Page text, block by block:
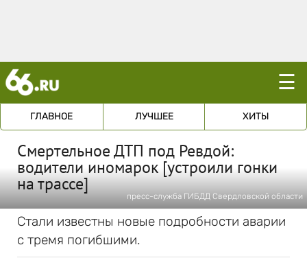
☰
ГЛАВНОЕ ЛУЧШЕЕ ХИТЫ
Смертельное ДТП под Ревдой:
водители иномарок [устроили гонки
на трассе]
пресс-служба ГИБДД Свердловской области
Стали известны новые подробности аварии
с тремя погибшими.